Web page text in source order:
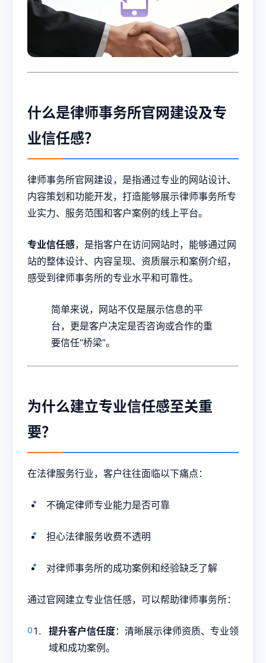
什么是律师事务所官网建设及专
业信任感？
律师事务所官网建设，是指通过专业的网站设计、
内容策划和功能开发，打造能够展示律师事务所专
业实力、服务范围和客户案例的线上平台。
专业信任感，是指客户在访问网站时，能够通过网
站的整体设计、内容呈现、资质展示和案例介绍，
感受到律师事务所的专业水平和可靠性。
简单来说，网站不仅是展示信息的平
台，更是客户决定是否咨询或合作的重
要信任“桥梁”。
为什么建立专业信任感至关重
要？
在法律服务行业，客户往往面临以下痛点：
不确定律师专业能力是否可靠
担心法律服务收费不透明
对律师事务所的成功案例和经验缺乏了解
通过官网建立专业信任感，可以帮助律师事务所：
提升客户信任度：清晰展示律师资质、专业领
域和成功案例。